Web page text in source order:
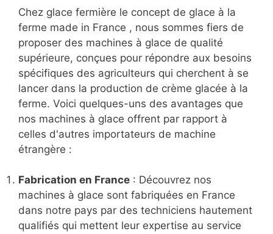
Chez glace fermière le concept de glace à la
ferme made in France , nous sommes fiers de
proposer des machines à glace de qualité
supérieure, conçues pour répondre aux besoins
spécifiques des agriculteurs qui cherchent à se
lancer dans la production de crème glacée à la
ferme. Voici quelques-uns des avantages que
nos machines à glace offrent par rapport à
celles d'autres importateurs de machine
étrangère :
Fabrication en France : Découvrez nos
machines à glace sont fabriquées en France
dans notre pays par des techniciens hautement
qualifiés qui mettent leur expertise au service